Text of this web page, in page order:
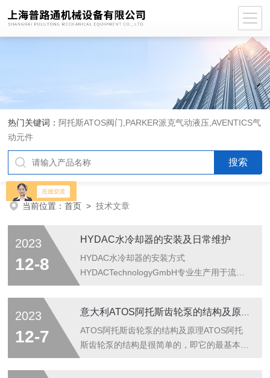
热门关键词： 阿托斯ATOS阀门,PARKER派克气动液压,AVENTICS气
动元件
当前位置：首页 >技术文章
2023
12-8
HYDAC水冷却器的安装及日常维护
HYDAC水冷却器的安装方式
HYDACTechnologyGmbH专业生产用于流体
压阀、电子产品、管夹、电磁铁、液压系统总
成等产品的液压件制造商。德国贺德克
HYDAC产品的应用范围十分广泛，几乎覆盖
2023
12-7
ATOS阿托斯齿轮泵的结构及原理ATOS阿托
斯齿轮泵的结构是很简单的，即它的最基本形